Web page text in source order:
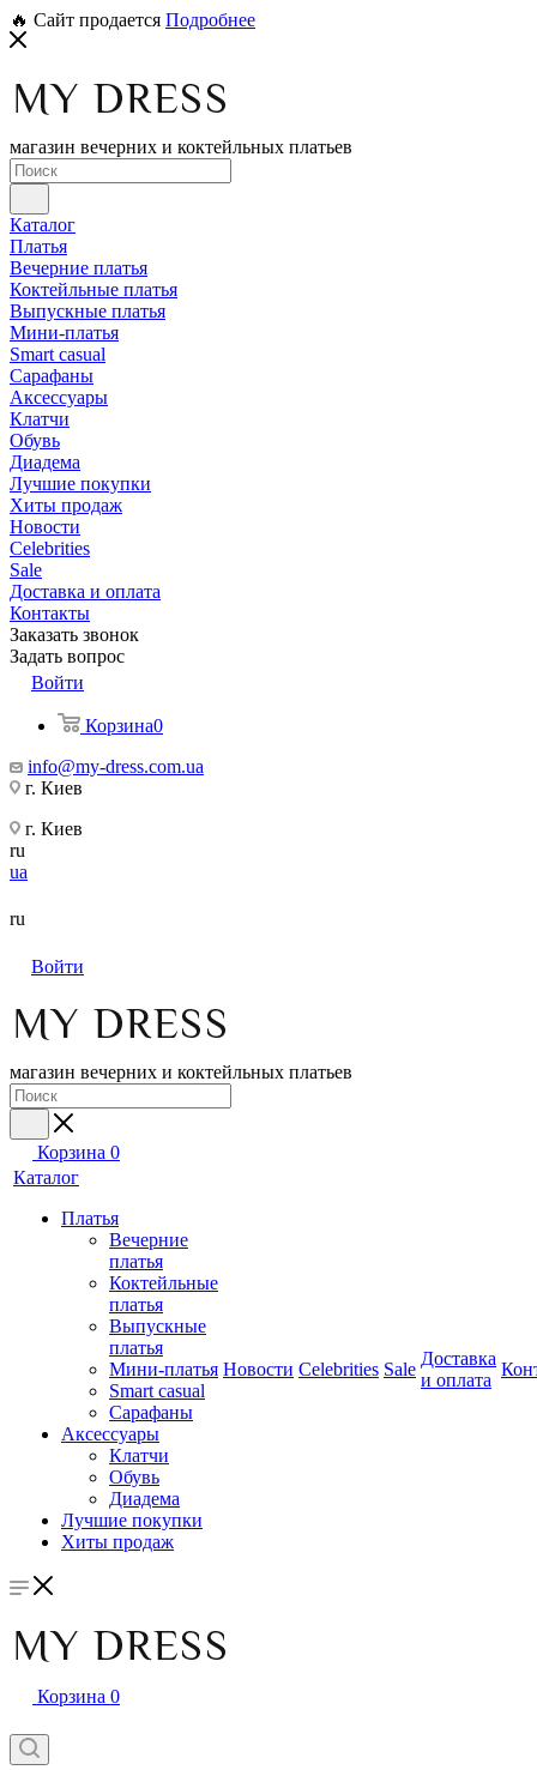
🔥 Сайт продается Подробнее
магазин вечерних и коктейльных платьев
Каталог
Платья
Вечерние платья
Коктейльные платья
Выпускные платья
Мини-платья
Smart casual
Сарафаны
Аксессуары
Клатчи
Обувь
Диадема
Лучшие покупки
Хиты продаж
Новости
Celebrities
Sale
Доставка и оплата
Контакты
Заказать звонок
Задать вопрос
Войти
Корзина0
info@my-dress.com.ua
г. Киев
г. Киев
ru
ua
ru
Войти
магазин вечерних и коктейльных платьев
Корзина 0
Каталог
Платья
Вечерние
платья
Коктейльные
платья
Выпускные
платья
Мини-платья
Smart casual
Сарафаны
Аксессуары
Клатчи
Обувь
Диадема
Лучшие покупки
Хиты продаж
Новости Celebrities Sale
Доставка
и оплата
Корзина 0